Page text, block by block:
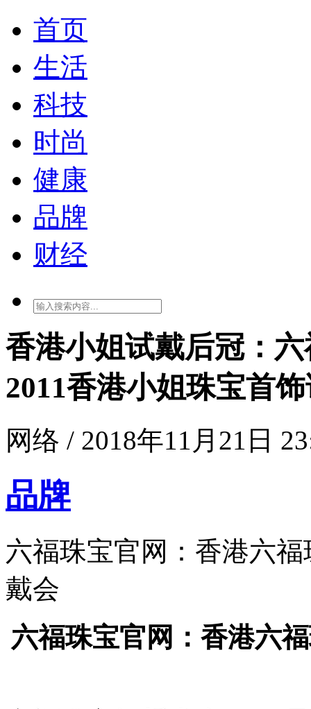
首页
生活
科技
时尚
健康
品牌
财经
香港小姐试戴后冠：
2011香港小姐珠宝首
网络 / 2018年11月21日
品牌
六福珠宝官网：香港六
戴会
六福珠宝官网：香港六